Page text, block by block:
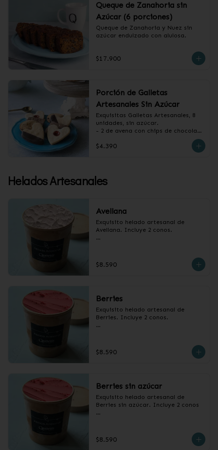
Queque de Zanahoria sin
Azúcar (6 porciones)
Queque de Zanahoria y Nuez sin
azúcar endulzado con alulosa.
$17.900
Porción de Galletas
Artesanales Sin Azúcar
Exquisitas Galletas Artesanales, 8
unidades, sin azúcar.
- 2 de avena con chips de chocolate
chocolate
$4.390
Helados Artesanales
Avellana
Exquisito helado artesanal de
Avellana. Incluye 2 conos.
$8.590
Berries
Exquisito helado artesanal de
Berries. Incluye 2 conos.
$8.590
Berries sin azúcar
Exquisito helado artesanal de
Berries sin azúcar. Incluye 2 conos
$8.590